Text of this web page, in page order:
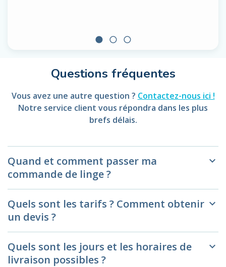
circle radio_button_unchecked radio_button_unchecked
Questions fréquentes
Vous avez une autre question ? Contactez-nous ici !
Notre service client vous répondra dans les plus
brefs délais.
Quand et comment passer ma
commande de linge ?
keyboard_arrow_down
Quels sont les tarifs ? Comment obtenir
un devis ?
keyboard_arrow_down
Quels sont les jours et les horaires de
livraison possibles ?
keyboard_arrow_down